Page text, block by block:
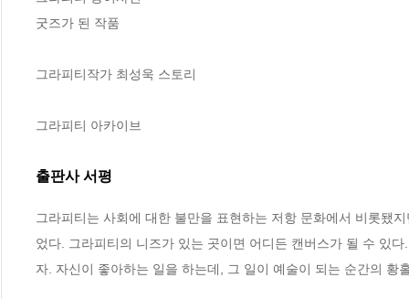
굿즈가 된 작품
그라피티작가 최성욱 스토리
그라피티 아카이브
출판사 서평
그라피티는 사회에 대한 불만을 표현하는 저항 문화에서 비롯됐
었다. 그라피티의 니즈가 있는 곳이면 어디든 캔버스가 될 수 있
자. 자신이 좋아하는 일을 하는데, 그 일이 예술이 되는 순간의 황